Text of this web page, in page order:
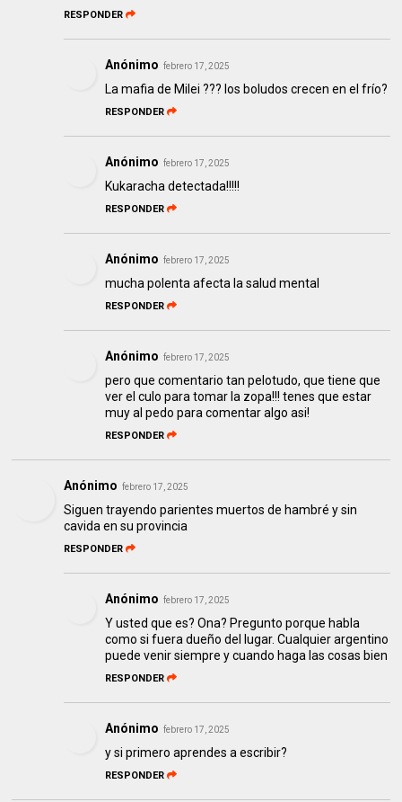
RESPONDER
Anónimo febrero 17, 2025
La mafia de Milei ??? los boludos crecen en el frío?
RESPONDER
Anónimo febrero 17, 2025
Kukaracha detectada!!!!!
RESPONDER
Anónimo febrero 17, 2025
mucha polenta afecta la salud mental
RESPONDER
Anónimo febrero 17, 2025
pero que comentario tan pelotudo, que tiene que
ver el culo para tomar la zopa!!! tenes que estar
muy al pedo para comentar algo asi!
RESPONDER
Anónimo febrero 17, 2025
Siguen trayendo parientes muertos de hambré y sin
cavida en su provincia
RESPONDER
Anónimo febrero 17, 2025
Y usted que es? Ona? Pregunto porque habla
como si fuera dueño del lugar. Cualquier argentino
puede venir siempre y cuando haga las cosas bien
RESPONDER
Anónimo febrero 17, 2025
y si primero aprendes a escribir?
RESPONDER